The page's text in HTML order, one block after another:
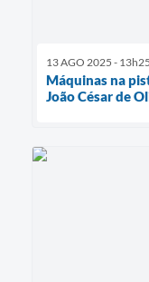
13 AGO 2025 - 13h25
Máquinas na
João César de